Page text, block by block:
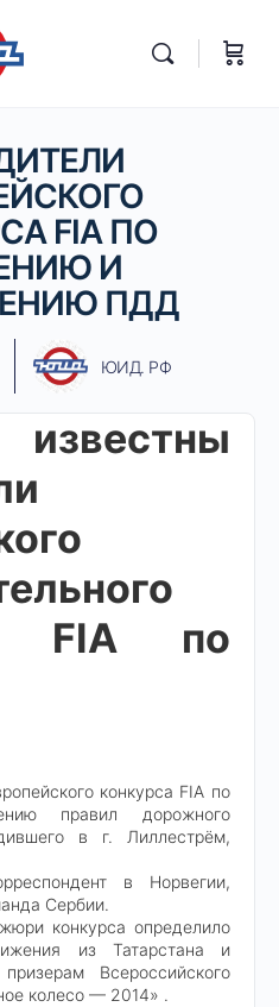
FIA ПО
И
ПДД
ЮИД. РФ
FIA по
конкурса FIA по
правил дорожного
в г. Лиллестрём,
в Норвегии,
Сербии.
конкурса определило
из Татарстана и
Всероссийского
колесо — 2014» .